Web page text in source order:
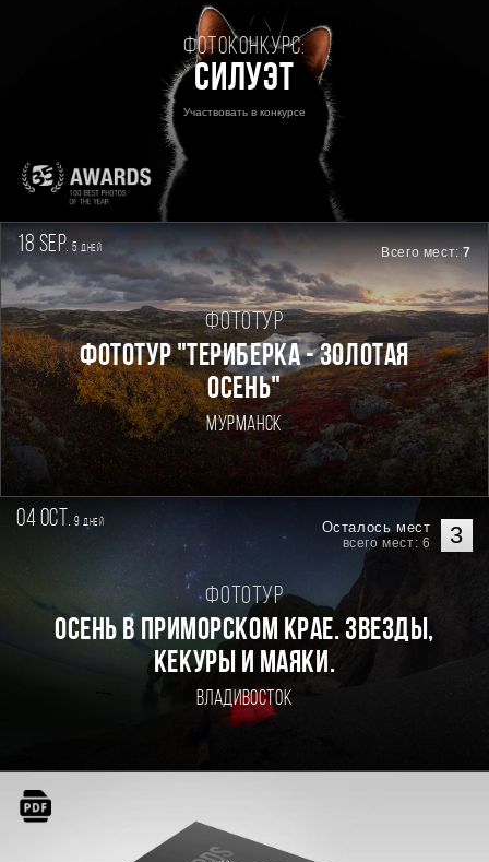
Фотоконкурс:
Силуэт
Участвовать в конкурсе
18 sep. 5дней Всего мест:7
Фототур
ФОТОТУР "ТЕРИБЕРКА - ЗОЛОТАЯ
ОСЕНЬ"
Мурманск
04 oct. 9дней 3
Осталось мест
всего мест: 6
Фототур
Осень в Приморском Крае. Звезды,
кекуры и маяки.
Владивосток